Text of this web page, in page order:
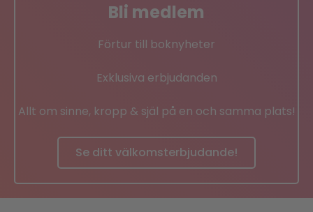
Bli medlem
Förtur till boknyheter
Exklusiva erbjudanden
Allt om sinne, kropp & själ på en och samma plats!
Se ditt välkomsterbjudande!